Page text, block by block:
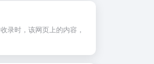
收录时，该网页上的内容，